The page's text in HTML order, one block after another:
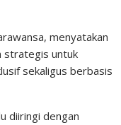
menyatakan
strategis untuk
sekaligus berbasis
diiringi dengan